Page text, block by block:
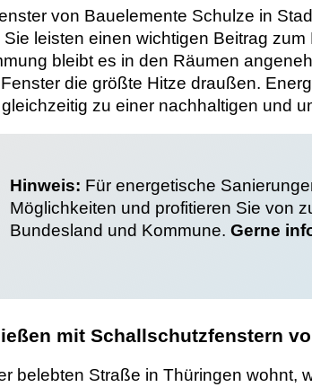
von Bauelemente Schulze in
leisten einen wichtigen Beitrag
bleibt es in den Räumen
die größte Hitze draußen.
zu einer nachhaltigen und
Hinweis: Für energetische
Möglichkeiten und profitieren Sie von
Bundesland und Kommune.Gerne
mit Schallschutzfenstern
belebten Straße in Thüringen wohnt,